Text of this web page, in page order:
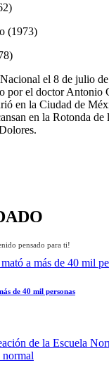
(1973)
el 8 de julio
por el doctor Antonio
en la Ciudad de
en la Rotonda de
pensado para ti!
de 40 mil personas